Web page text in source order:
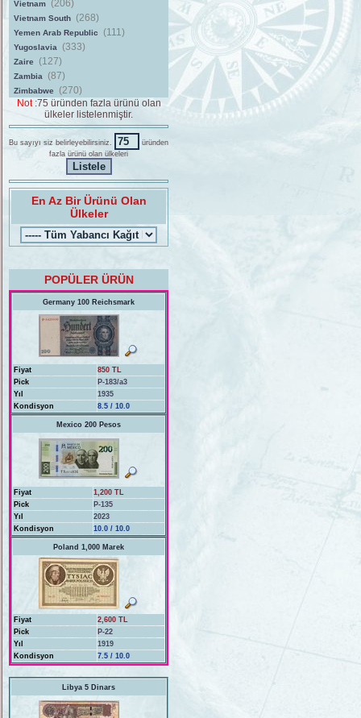
Vietnam (206)
Vietnam South (268)
Yemen Arab Republic (111)
Yugoslavia (333)
Zaire (127)
Zambia (87)
Zimbabwe
(270)
Not :75 üründen fazla ürünü olan
ülkeler listelenmiştir.
Bu sayıyı siz belirleyebilirsiniz.
üründen
fazla ürünü olan ülkeleri
En Az Bir Ürünü Olan
Ülkeler
POPÜLER ÜRÜN
Germany 100 Reichsmark
Fiyat
850 TL
Pick
P-183/a3
Yıl
1935
Kondisyon
8.5 / 10.0
Mexico 200 Pesos
Fiyat
1,200 TL
Pick
P-135
Yıl
2023
Kondisyon
10.0 / 10.0
Poland 1,000 Marek
Fiyat
2,600 TL
Pick
P-22
Yıl
1919
Kondisyon
7.5 / 10.0
Libya 5 Dinars